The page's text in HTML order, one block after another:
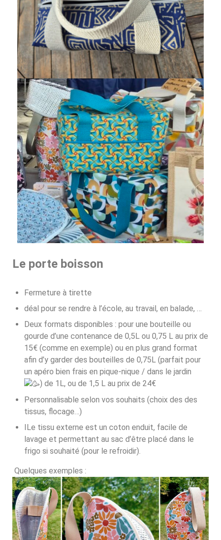
Le porte boisson
Fermeture à tirette
déal pour se rendre à l’école, au travail, en balade, …
Deux formats disponibles : pour une bouteille ou
gourde d’une contenance de 0,5L ou 0,75 L au prix de
15€ (comme en exemple) ou en plus grand format
afin d’y garder des bouteilles de 0,75L (parfait pour
un apéro bien frais en pique-nique / dans le jardin
) de 1L, ou de 1,5 L au prix de 24€
Personnalisable selon vos souhaits (choix des des
tissus, flocage…)
ILe tissu externe est un coton enduit, facile de
lavage et permettant au sac d’être placé dans le
frigo si souhaité (pour le refroidir).
Quelques exemples :